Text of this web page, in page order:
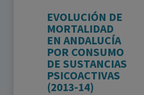
EVOLUCIÓN DE
MORTALIDAD
EN ANDALUCÍA
POR CONSUMO
DE SUSTANCIAS
PSICOACTIVAS
(2013-14)